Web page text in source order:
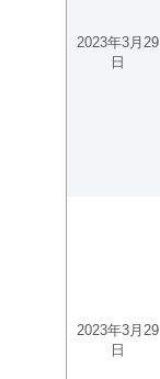
2023年3月29
日
2023年3月29
日